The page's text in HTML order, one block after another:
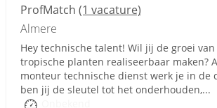
ProfMatch (1 vacature)
Almere
Hey technische talent! Wil jij de groei van
tropische planten realiseerbaar maken?
monteur technische dienst werk je in de
ben jij de sleutel tot het onderhouden,...